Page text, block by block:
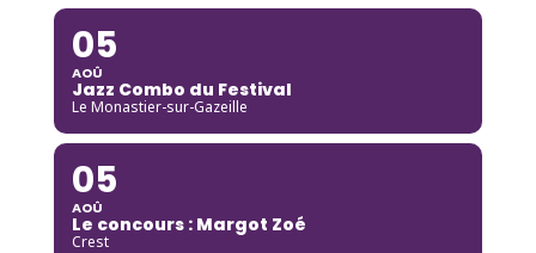
05
AOÛ
Jazz Combo du Festival
Le Monastier-sur-Gazeille
05
AOÛ
Le concours : Margot Zoé
Crest